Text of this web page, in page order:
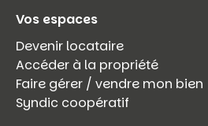
Vos espaces
Devenir locataire
Accéder à la propriété
Faire gérer / vendre mon bien
Syndic coopératif